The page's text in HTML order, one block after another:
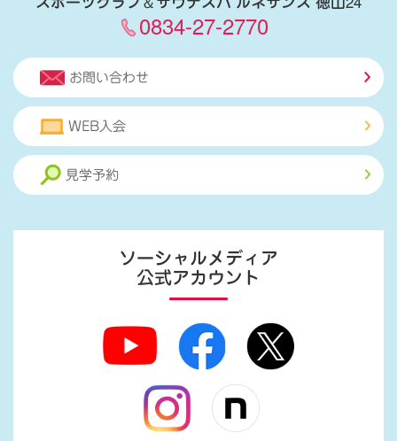
0834-27-2770
お問い合わせ
WEB入会
見学予約
ソーシャルメディア
公式アカウント